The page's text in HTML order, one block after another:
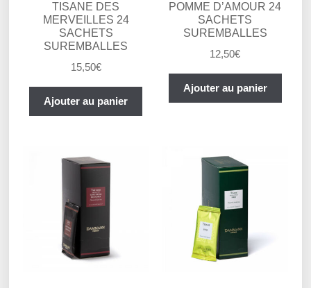
TISANE DES
MERVEILLES 24
SACHETS
SUREMBALLES
15,50€
Ajouter au panier
POMME D’AMOUR 24
SACHETS
SUREMBALLES
12,50€
Ajouter au panier